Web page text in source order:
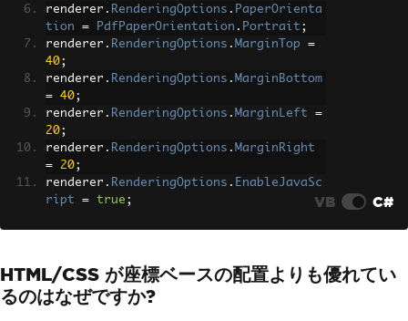
renderer . RenderingOptions . PaperOrienta
tion
= PdfPaperOrientation . Portrait ;
renderer . RenderingOptions . MarginTop
=
40;
renderer . RenderingOptions . MarginBottom
=
40;
renderer . RenderingOptions . MarginLeft
=
20;
renderer . RenderingOptions . MarginRight
=
20;
renderer . RenderingOptions . EnableJavaSc
ript
= true ;
// Create a newsletter-style PDF with
columns
var pdf = renderer
VB C#
HTML/CSS が座標ベースの配置よりも優れてい
るのはなぜですか?